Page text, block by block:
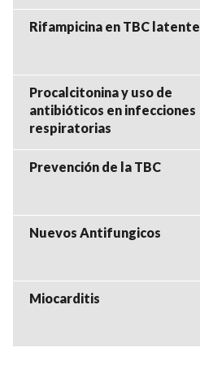
Rifampicina en TBC latente
Procalcitonina y uso de
antibióticos en infecciones
respiratorias
Prevención de la TBC
Nuevos Antifungicos
Miocarditis